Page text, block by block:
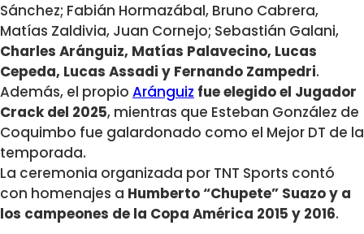
Sánchez; Fabián Hormazábal, Bruno Cabrera,
Matías Zaldivia, Juan Cornejo; Sebastián Galani,
Charles Aránguiz, Matías Palavecino, Lucas
Cepeda, Lucas Assadi y Fernando Zampedri.
Además, el propio Aránguiz fue elegido el Jugador
Crack del 2025, mientras que Esteban González de
Coquimbo fue galardonado como el Mejor DT de la
temporada.
La ceremonia organizada por TNT Sports contó
con homenajes a Humberto “Chupete” Suazo y a
los campeones de la Copa América 2015 y 2016.